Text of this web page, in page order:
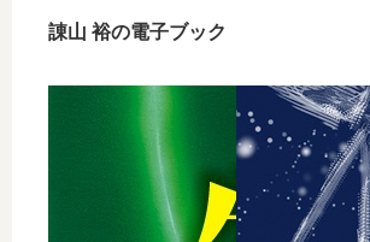
諌山 裕の電子ブック